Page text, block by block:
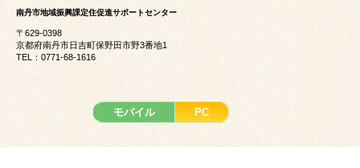
南丹市地域振興課定住促進サポートセンター
〒629-0398
京都府南丹市日吉町保野田市野3番地1
TEL：0771-68-1616
モバイル PC